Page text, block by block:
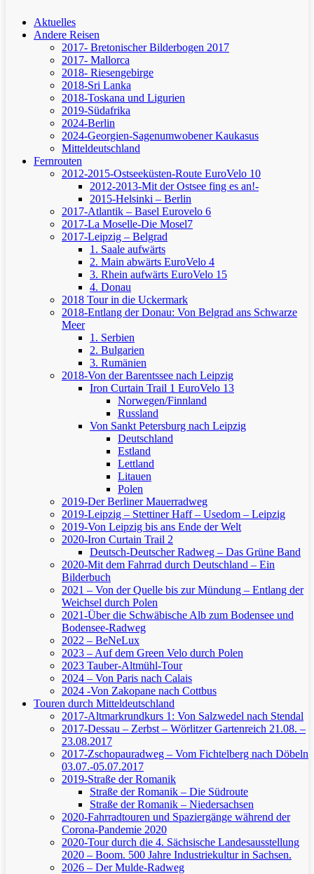
Aktuelles
Andere Reisen
2017- Bretonischer Bilderbogen 2017
2017- Mallorca
2018- Riesengebirge
2018-Sri Lanka
2018-Toskana und Ligurien
2019-Südafrika
2024-Berlin
2024-Georgien-Sagenumwobener Kaukasus
Mitteldeutschland
Fernrouten
2012-2015-Ostseeküsten-Route EuroVelo 10
2012-2013-Mit der Ostsee fing es an!-
2015-Helsinki – Berlin
2017-Atlantik – Basel Eurovelo 6
2017-La Moselle-Die Mosel7
2017-Leipzig – Belgrad
1. Saale aufwärts
2. Main abwärts EuroVelo 4
3. Rhein aufwärts EuroVelo 15
4. Donau
2018 Tour in die Uckermark
2018-Entlang der Donau: Von Belgrad ans Schwarze
Meer
1. Serbien
2. Bulgarien
3. Rumänien
2018-Von der Barentssee nach Leipzig
Iron Curtain Trail 1 EuroVelo 13
Norwegen/Finnland
Russland
Von Sankt Petersburg nach Leipzig
Deutschland
Estland
Lettland
Litauen
Polen
2019-Der Berliner Mauerradweg
2019-Leipzig – Stettiner Haff – Usedom – Leipzig
2019-Von Leipzig bis ans Ende der Welt
2020-Iron Curtain Trail 2
Deutsch-Deutscher Radweg – Das Grüne Band
2020-Mit dem Fahrrad durch Deutschland – Ein
Bilderbuch
2021 – Von der Quelle bis zur Mündung – Entlang der
Weichsel durch Polen
2021-Über die Schwäbische Alb zum Bodensee und
Bodensee-Radweg
2022 – BeNeLux
2023 – Auf dem Green Velo durch Polen
2023 Tauber-Altmühl-Tour
2024 – Von Paris nach Calais
2024 -Von Zakopane nach Cottbus
Touren durch Mitteldeutschland
2017-Altmarkrundkurs 1: Von Salzwedel nach Stendal
2017-Dessau – Zerbst – Wörlitzer Gartenreich 21.08. –
23.08.2017
2017-Zschopauradweg – Vom Fichtelberg nach Döbeln
03.07.-05.07.2017
2019-Straße der Romanik
Straße der Romanik – Die Südroute
Straße der Romanik – Niedersachsen
2020-Fahrradtouren und Spaziergänge während der
Corona-Pandemie 2020
2020-Tour durch die 4. Sächsische Landesausstellung
2020 – Boom. 500 Jahre Industriekultur in Sachsen.
2026 – Der Mulde-Radweg